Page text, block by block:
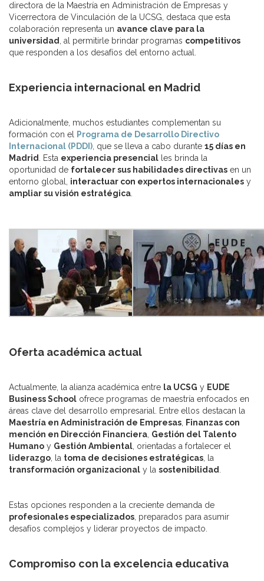
directora de la Maestría en Administración de Empresas y
Vicerrectora de Vinculación de la UCSG, destaca que esta
colaboración representa un avance clave para la
universidad
, al permitirle brindar programas competitivos
que responden a los desafíos del entorno actual.
Experiencia internacional en Madrid
Adicionalmente, muchos estudiantes complementan su
formación con el
Programa de Desarrollo Directivo
Internacional (PDDI) , que se lleva a cabo durante 15 días en
Madrid
. Esta experiencia presencial les brinda la
oportunidad de fortalecer sus habilidades directivas en un
entorno global, interactuar con expertos internacionales y
ampliar su visión estratégica
Oferta académica actual
Actualmente, la alianza académica entre la UCSG y EUDE
Business School ofrece programas de maestría enfocados en
áreas clave del desarrollo empresarial. Entre ellos destacan la
Maestría en Administración de Empresas
Finanzas con
mención en Dirección Financiera Gestión del Talento
Humano y Gestión Ambiental , orientadas a fortalecer el
liderazgo , la toma de decisiones estratégicas , la
transformación organizacional y la sostenibilidad
Estas opciones responden a la creciente demanda de
profesionales especializados , preparados para asumir
desafíos complejos y liderar proyectos de impacto.
Compromiso con la excelencia educativa